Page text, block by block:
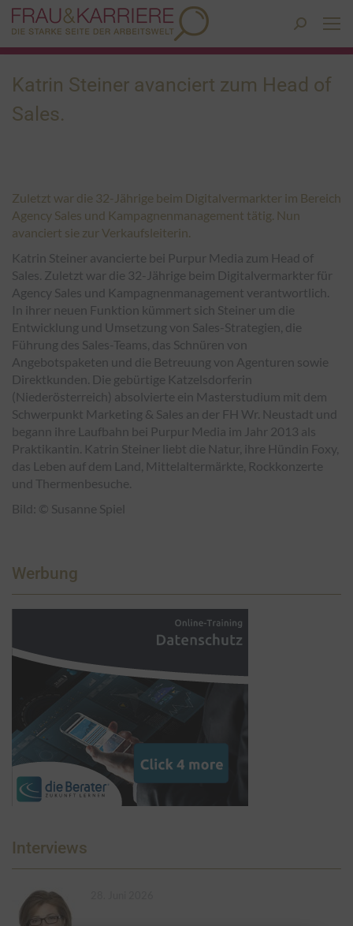
Search:
Katrin Steiner avanciert zum Head of
Sales.
Zuletzt war die 32-Jährige beim Digitalvermarkter im Bereich
Agency Sales und Kampagnenmanagement tätig. Nun
avanciert sie zur Verkaufsleiterin.
Katrin Steiner avancierte bei Purpur Media zum Head of
Sales. Zuletzt war die 32-Jährige beim Digitalvermarkter für
Agency Sales und Kampagnenmanagement verantwortlich.
In ihrer neuen Funktion kümmert sich Steiner um die
Entwicklung und Umsetzung von Sales-Strategien, die
Führung des Sales-Teams, das Schnüren von
Angebotspaketen und die Betreuung von Agenturen sowie
Direktkunden. Die gebürtige Katzelsdorferin
(Niederösterreich) absolvierte ein Masterstudium mit dem
Schwerpunkt Marketing & Sales an der FH Wr. Neustadt und
begann ihre Laufbahn bei Purpur Media im Jahr 2013 als
Praktikantin. Katrin Steiner liebt die Natur, ihre Hündin Foxy,
das Leben auf dem Land, Mittelaltermärkte, Rockkonzerte
und Thermenbesuche.
Bild: © Susanne Spiel
Werbung
Interviews